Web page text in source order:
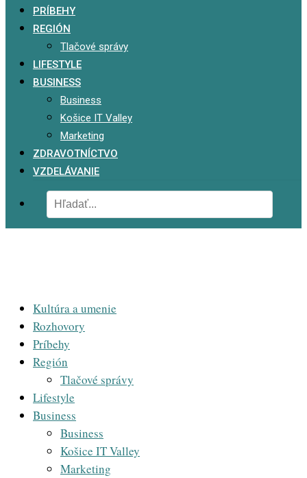
PRÍBEHY
REGIÓN
Tlačové správy
LIFESTYLE
BUSINESS
Business
Košice IT Valley
Marketing
ZDRAVOTNÍCTVO
VZDELÁVANIE
Kultúra a umenie
Rozhovory
Príbehy
Región
Tlačové správy
Lifestyle
Business
Business
Košice IT Valley
Marketing